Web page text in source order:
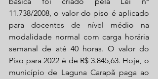
11.738/2008, o valor do piso é aplicado
para docentes de nível médio na
modalidade normal com carga horária
semanal de até 40 horas. O valor do
Piso para 2022 é de R$ 3.845,63. Hoje, o
município de Laguna Carapã paga ao